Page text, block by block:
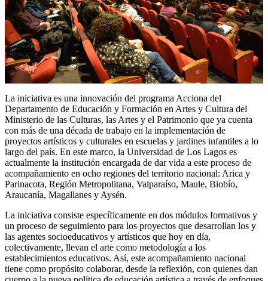
La iniciativa es una innovación del programa Acciona del
Departamento de Educación y Formación en Artes y Cultura del
Ministerio de las Culturas, las Artes y el Patrimonio que ya cuenta
con más de una década de trabajo en la implementación de
proyectos artísticos y culturales en escuelas y jardines infantiles a lo
largo del país. En este marco, la Universidad de Los Lagos es
actualmente la institución encargada de dar vida a este proceso de
acompañamiento en ocho regiones del territorio nacional: Arica y
Parinacota, Región Metropolitana, Valparaíso, Maule, Biobío,
Araucanía, Magallanes y Aysén.
La iniciativa consiste específicamente en dos módulos formativos y
un proceso de seguimiento para los proyectos que desarrollan los y
las agentes socioeducativos y artísticos que hoy en día,
colectivamente, llevan el arte como metodología a los
establecimientos educativos. Así, este acompañamiento nacional
tiene como propósito colaborar, desde la reflexión, con quienes dan